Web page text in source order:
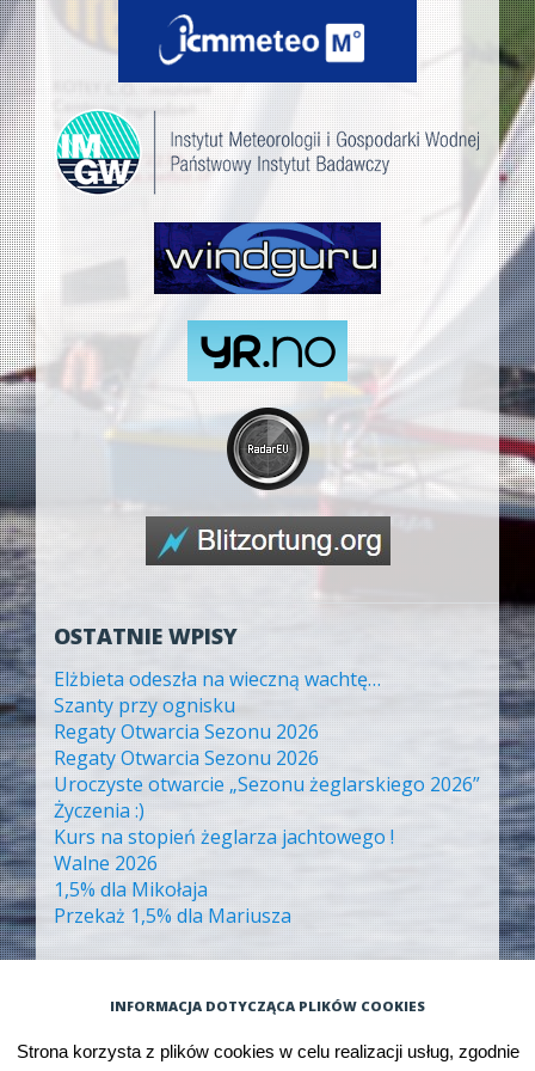
OSTATNIE WPISY
Elżbieta odeszła na wieczną wachtę…
Szanty przy ognisku
Regaty Otwarcia Sezonu 2026
Regaty Otwarcia Sezonu 2026
Uroczyste otwarcie „Sezonu żeglarskiego 2026”
Życzenia :)
Kurs na stopień żeglarza jachtowego !
Walne 2026
1,5% dla Mikołaja
Przekaż 1,5% dla Mariusza
INFORMACJA DOTYCZĄCA PLIKÓW COOKIES
Strona korzysta z plików cookies w celu realizacji usług, zgodnie